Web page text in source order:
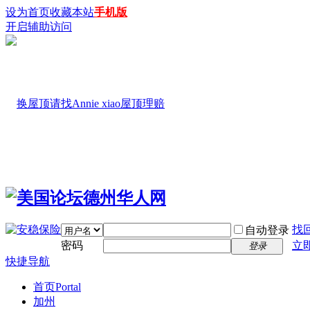
设为首页收藏本站手机版
开启辅助访问
自动登录 找
密码
登录
立
快捷导航
首页Portal
加州